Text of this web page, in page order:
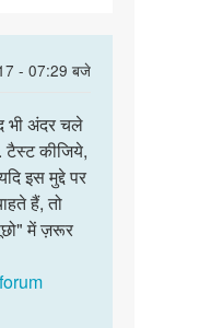
- 07:29 बजे
भी अंदर चले
टैस्ट कीजिये,
इस मुद्दे पर
हैं, तो
में ज़रूर